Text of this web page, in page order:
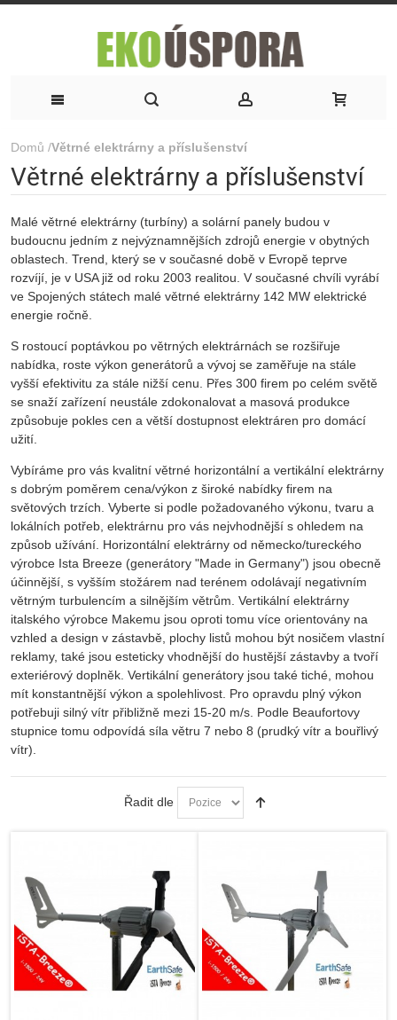
Domů /Větrné elektrárny a příslušenství
Větrné elektrárny a příslušenství
Malé větrné elektrárny (turbíny) a solární panely budou v
budoucnu jedním z nejvýznamnějších zdrojů energie v obytných
oblastech. Trend, který se v současné době v Evropě teprve
rozvíjí, je v USA již od roku 2003 realitou. V současné chvíli vyrábí
ve Spojených státech malé větrné elektrárny 142 MW elektrické
energie ročně.
S rostoucí poptávkou po větrných elektrárnách se rozšiřuje
nabídka, roste výkon generátorů a vývoj se zaměřuje na stále
vyšší efektivitu za stále nižší cenu. Přes 300 firem po celém světě
se snaží zařízení neustále zdokonalovat a masová produkce
způsobuje pokles cen a větší dostupnost elektráren pro domácí
užití.
Vybíráme pro vás kvalitní větrné horizontální a vertikální elektrárny
s dobrým poměrem cena/výkon z široké nabídky firem na
světových trzích. Vyberte si podle požadovaného výkonu, tvaru a
lokálních potřeb, elektrárnu pro vás nejvhodnější s ohledem na
způsob užívání. Horizontální elektrárny od německo/tureckého
výrobce Ista Breeze (generátory "Made in Germany") jsou obecně
účinnější, s vyšším stožárem nad terénem odolávají negativním
větrným turbulencím a silnějším větrům. Vertikální elektrárny
italského výrobce Makemu jsou oproti tomu více orientovány na
vzhled a design v zástavbě, plochy listů mohou být nosičem vlastní
reklamy, také jsou esteticky vhodnější do hustější zástavby a tvoří
exteriérový doplněk. Vertikální generátory jsou také tiché, mohou
mít konstantnější výkon a spolehlivost. Pro opravdu plný výkon
potřebuji silný vítr přibližně mezi 15-20 m/s. Podle Beaufortovy
stupnice tomu odpovídá síla větru 7 nebo 8 (prudký vítr a bouřlivý
vítr).
Řadit dle